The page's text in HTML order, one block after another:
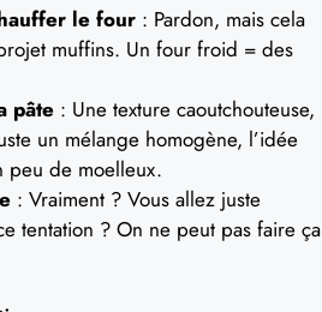
le four : Pardon, mais cela
muffins. Un four froid = des
pâte : Une texture caoutchouteuse,
un mélange homogène, l’idée
peu de moelleux.
: Vraiment ? Vous allez juste
tentation ? On ne peut pas faire ça